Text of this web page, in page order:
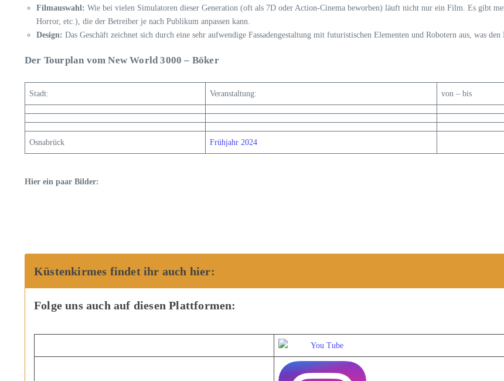
Filmauswahl: Wie bei vielen Simulatoren dieser Generation (oft als 7D oder Action-Cinema beworben) läuft nicht nur ein Film. Es gibt
Horror, etc.), die der Betreiber je nach Publikum anpassen kann.
Design: Das Geschäft zeichnet sich durch eine sehr aufwendige Fassadengestaltung mit futuristischen Elementen und Robotern aus, was
Der Tourplan vom New World 3000 – Böker
Stadt: Veranstaltung: von – bis
Osnabrück Frühjahr 2024
Hier ein paar Bilder:
Küstenkirmes findet ihr auch hier:
Folge uns auch auf diesen Plattformen: